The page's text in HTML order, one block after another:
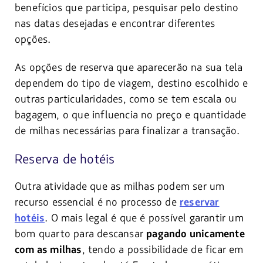
benefícios que participa, pesquisar pelo destino
nas datas desejadas e encontrar diferentes
opções.
As opções de reserva que aparecerão na sua tela
dependem do tipo de viagem, destino escolhido e
outras particularidades, como se tem escala ou
bagagem, o que influencia no preço e quantidade
de milhas necessárias para finalizar a transação.
Reserva de hotéis
Outra atividade que as milhas podem ser um
recurso essencial é no processo de reservar
hotéis. O mais legal é que é possível garantir um
bom quarto para descansar pagando unicamente
com as milhas, tendo a possibilidade de ficar em